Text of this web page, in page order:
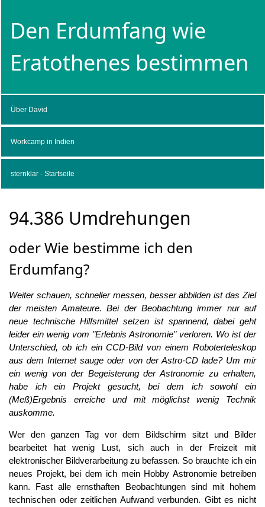
Den Erdumfang wie
Eratothenes bestimmen
Über David
Workcamp in Indien
sternklar - Startseite
94.386 Umdrehungen
oder Wie bestimme ich den
Erdumfang?
Weiter schauen, schneller messen, besser abbilden ist das Ziel
der meisten Amateure. Bei der Beobachtung immer nur auf
neue technische Hilfsmittel setzen ist spannend, dabei geht
leider ein wenig vom "Erlebnis Astronomie" verloren. Wo ist der
Unterschied, ob ich ein CCD-Bild von einem Roboterteleskop
aus dem Internet sauge oder von der Astro-CD lade? Um mir
ein wenig von der Begeisterung der Astronomie zu erhalten,
habe ich ein Projekt gesucht, bei dem ich sowohl ein
(Meß)Ergebnis erreiche und mit möglichst wenig Technik
auskomme.
Wer den ganzen Tag vor dem Bildschirm sitzt und Bilder
bearbeitet hat wenig Lust, sich auch in der Freizeit mit
elektronischer Bildverarbeitung zu befassen. So brauchte ich ein
neues Projekt, bei dem ich mein Hobby Astronomie betreiben
kann. Fast alle ernsthaften Beobachtungen sind mit hohem
technischen oder zeitlichen Aufwand verbunden. Gibt es nicht